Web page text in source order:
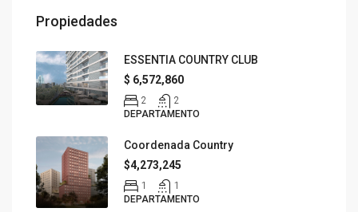
Propiedades
ESSENTIA COUNTRY CLUB
$ 6,572,860
2
2
DEPARTAMENTO
Coordenada Country
$4,273,245
1
1
DEPARTAMENTO